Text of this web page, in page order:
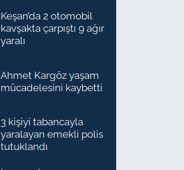
Keşan’da 2 otomobil
kavşakta çarpıştı 9 ağır
yaralı
Ahmet Kargöz yaşam
mücadelesini kaybetti
3 kişiyi tabancayla
yaralayan emekli polis
tutuklandı